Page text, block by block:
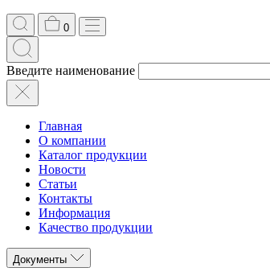
0
Введите наименование
Главная
О компании
Каталог продукции
Новости
Статьи
Контакты
Информация
Качество продукции
Документы